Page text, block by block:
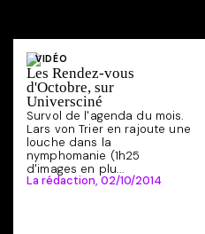
VIDÉO
Les Rendez-vous
d'Octobre, sur
Universciné
Survol de l'agenda du mois.
Lars von Trier en rajoute une
louche dans la
nymphomanie (1h25
d'images en plu...
La rédaction, 02/10/2014